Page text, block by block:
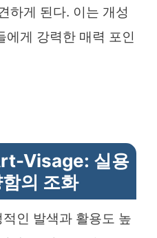
하게 된다. 이는 개성
에게 강력한 매력 포인
Visage: 실용
의 조화
인 발색과 활용도 높